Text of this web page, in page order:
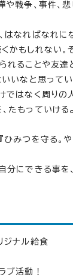
戦争、事件、悲
はなればなれに
かもしれない。
れることや友達
いなと思ってい
ではなく周りの
たもっていけ
みつを守る。や
分にできる事を
ジナル給食
ブ活動！